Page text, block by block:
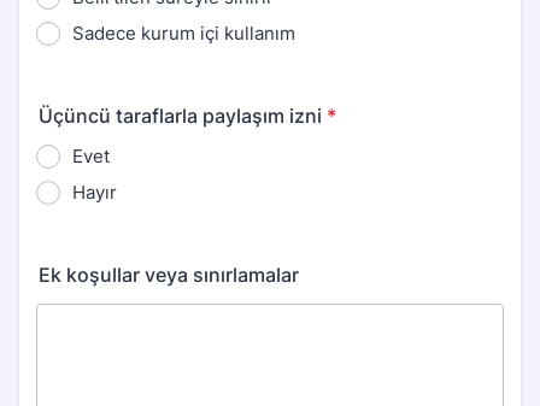
Sadece kurum içi kullanım
Üçüncü taraflarla paylaşım izni *
Evet
Hayır
Ek koşullar veya sınırlamalar